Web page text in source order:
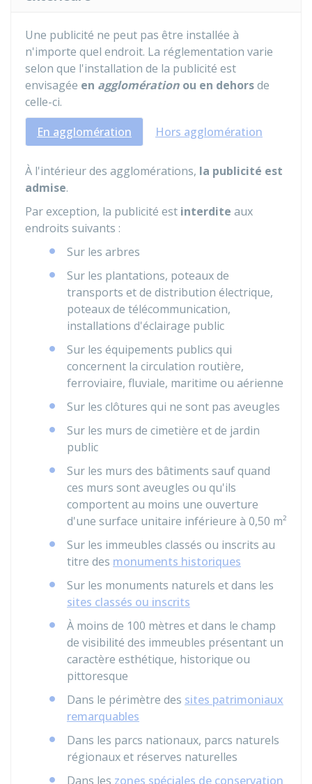
Une publicité ne peut pas être installée à
n'importe quel endroit. La réglementation varie
selon que l'installation de la publicité est
envisagée en agglomération ou en dehorsde
celle-ci.
En agglomération
Hors agglomération
À l'intérieur des agglomérations, la publicité est
admise.
Par exception, la publicité est interdite aux
endroits suivants :
Sur les arbres
Sur les plantations, poteaux de
transports et de distribution électrique,
poteaux de télécommunication,
installations d'éclairage public
Sur les équipements publics qui
concernent la circulation routière,
ferroviaire, fluviale, maritime ou aérienne
Sur les clôtures qui ne sont pas aveugles
Sur les murs de cimetière et de jardin
public
Sur les murs des bâtiments sauf quand
ces murs sont aveugles ou qu'ils
comportent au moins une ouverture
d'une surface unitaire inférieure à 0,50 m²
Sur les immeubles classés ou inscrits au
titre des monuments historiques
Sur les monuments naturels et dans les
sites classés ou inscrits
À moins de 100 mètres et dans le champ
de visibilité des immeubles présentant un
caractère esthétique, historique ou
pittoresque
Dans le périmètre des sites patrimoniaux
remarquables
Dans les parcs nationaux, parcs naturels
régionaux et réserves naturelles
Dans les zones spéciales de conservation